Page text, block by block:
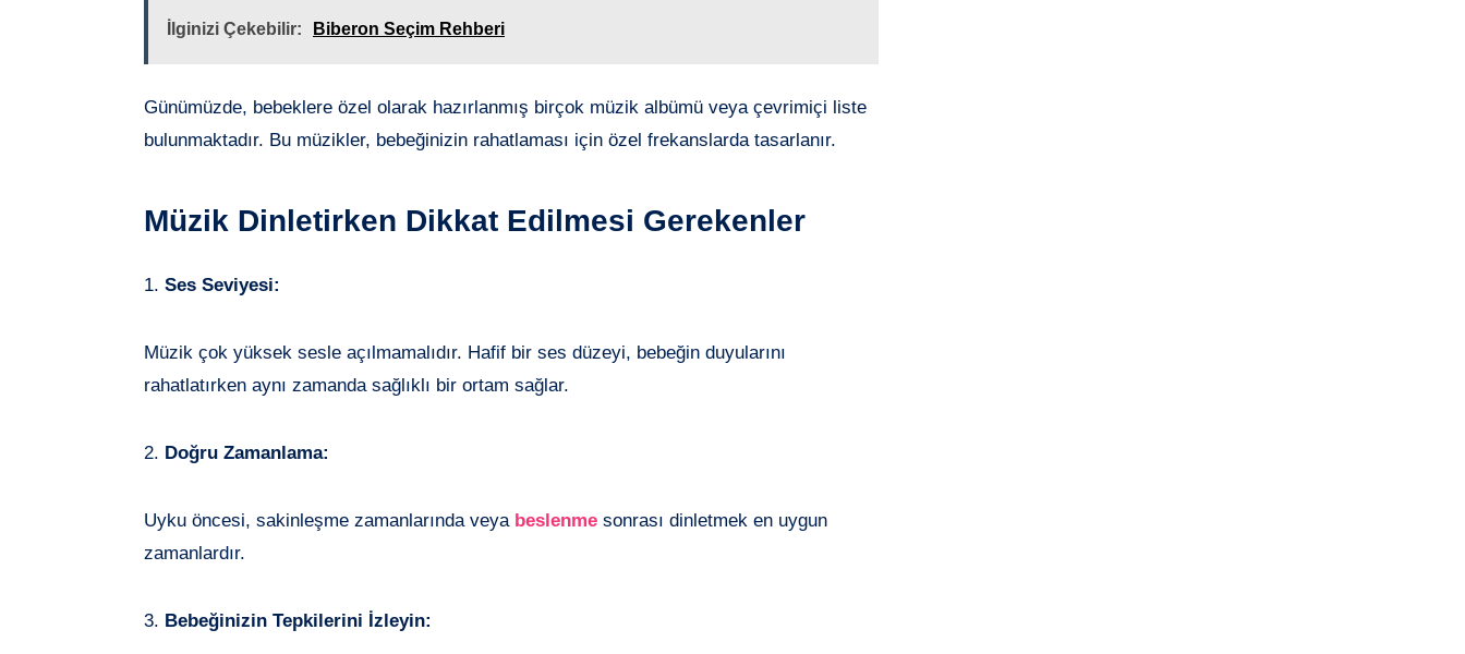
İlginizi Çekebilir: Biberon Seçim Rehberi
Günümüzde, bebeklere özel olarak hazırlanmış birçok müzik albümü veya çevrimiçi liste
bulunmaktadır. Bu müzikler, bebeğinizin rahatlaması için özel frekanslarda tasarlanır.
Müzik Dinletirken Dikkat Edilmesi Gerekenler
1. Ses Seviyesi:
Müzik çok yüksek sesle açılmamalıdır. Hafif bir ses düzeyi, bebeğin duyularını
rahatlatırken aynı zamanda sağlıklı bir ortam sağlar.
2. Doğru Zamanlama:
Uyku öncesi, sakinleşme zamanlarında veya beslenme sonrası dinletmek en uygun
zamanlardır.
3. Bebeğinizin Tepkilerini İzleyin: